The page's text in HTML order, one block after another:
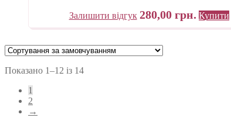
Залишити відгук 280,00 грн. Купити
Показано 1–12 із 14
1
2
→